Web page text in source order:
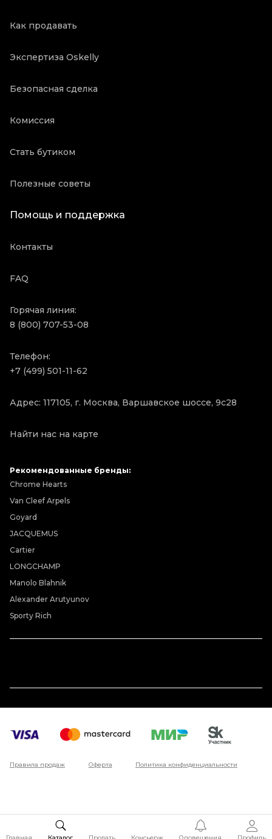
Как продавать
Экспертиза Oskelly
Безопасная сделка
Комиссия
Стать бутиком
Полезные советы
Помощь и поддержка
Контакты
FAQ
Горячая линия:
8 (800) 707-53-08
Телефон:
+7 (499) 501-11-62
Адрес: 117105, г. Москва, Варшавское шоссе, 9с28
Найти нас на карте
Рекомендованные бренды:
Chrome Hearts
Van Cleef Arpels
Goyard
JACQUEMUS
Cartier
LONGCHAMP
Manolo Blahnik
Alexander Arutyunov
Sporty Rich
Правила продаж Оферта Политика конфиденциальности